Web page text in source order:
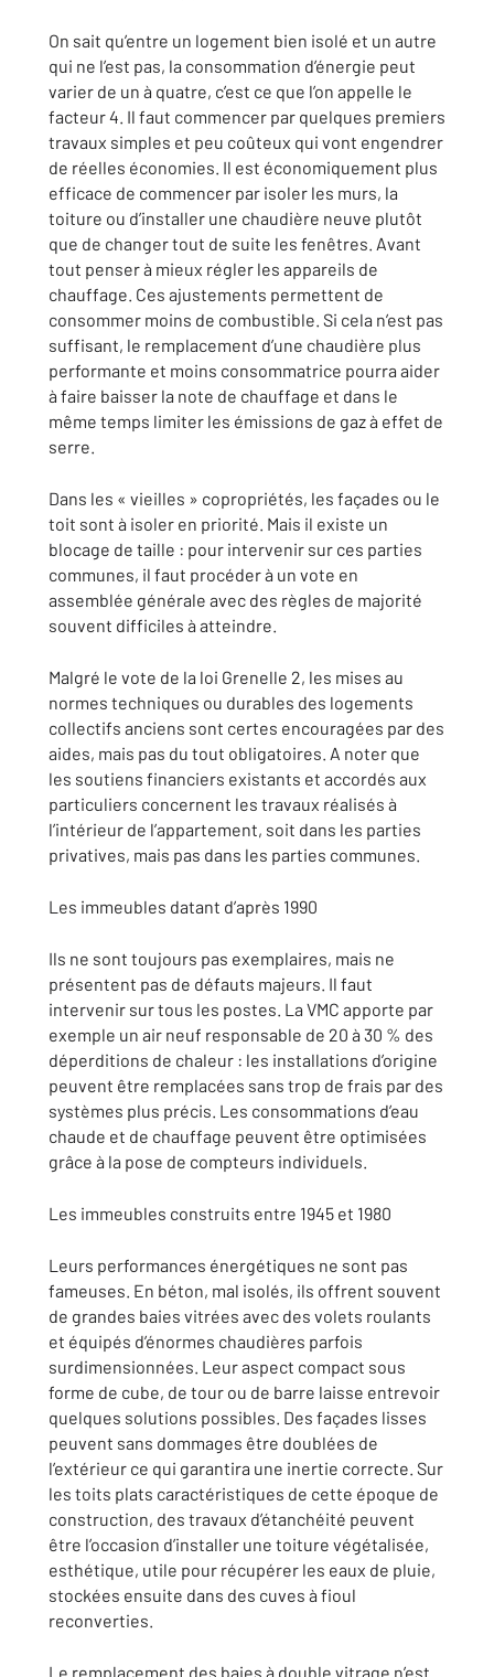
On sait qu’entre un logement bien isolé et un autre
qui ne l’est pas, la consommation d’énergie peut
varier de un à quatre, c’est ce que l’on appelle le
facteur 4. Il faut commencer par quelques premiers
travaux simples et peu coûteux qui vont engendrer
de réelles économies. Il est économiquement plus
efficace de commencer par isoler les murs, la
toiture ou d’installer une chaudière neuve plutôt
que de changer tout de suite les fenêtres. Avant
tout penser à mieux régler les appareils de
chauffage. Ces ajustements permettent de
consommer moins de combustible. Si cela n’est pas
suffisant, le remplacement d’une chaudière plus
performante et moins consommatrice pourra aider
à faire baisser la note de chauffage et dans le
même temps limiter les émissions de gaz à effet de
serre.
Dans les « vieilles » copropriétés, les façades ou le
toit sont à isoler en priorité. Mais il existe un
blocage de taille : pour intervenir sur ces parties
communes, il faut procéder à un vote en
assemblée générale avec des règles de majorité
souvent difficiles à atteindre.
Malgré le vote de la loi Grenelle 2, les mises au
normes techniques ou durables des logements
collectifs anciens sont certes encouragées par des
aides, mais pas du tout obligatoires. A noter que
les soutiens financiers existants et accordés aux
particuliers concernent les travaux réalisés à
l’intérieur de l’appartement, soit dans les parties
privatives, mais pas dans les parties communes.
Les immeubles datant d’après 1990
Ils ne sont toujours pas exemplaires, mais ne
présentent pas de défauts majeurs. Il faut
intervenir sur tous les postes. La VMC apporte par
exemple un air neuf responsable de 20 à 30 % des
déperditions de chaleur : les installations d’origine
peuvent être remplacées sans trop de frais par des
systèmes plus précis. Les consommations d’eau
chaude et de chauffage peuvent être optimisées
grâce à la pose de compteurs individuels.
Les immeubles construits entre 1945 et 1980
Leurs performances énergétiques ne sont pas
fameuses. En béton, mal isolés, ils offrent souvent
de grandes baies vitrées avec des volets roulants
et équipés d’énormes chaudières parfois
surdimensionnées. Leur aspect compact sous
forme de cube, de tour ou de barre laisse entrevoir
quelques solutions possibles. Des façades lisses
peuvent sans dommages être doublées de
l’extérieur ce qui garantira une inertie correcte. Sur
les toits plats caractéristiques de cette époque de
construction, des travaux d’étanchéité peuvent
être l’occasion d’installer une toiture végétalisée,
esthétique, utile pour récupérer les eaux de pluie,
stockées ensuite dans des cuves à fioul
reconverties.
Le remplacement des baies à double vitrage n’est